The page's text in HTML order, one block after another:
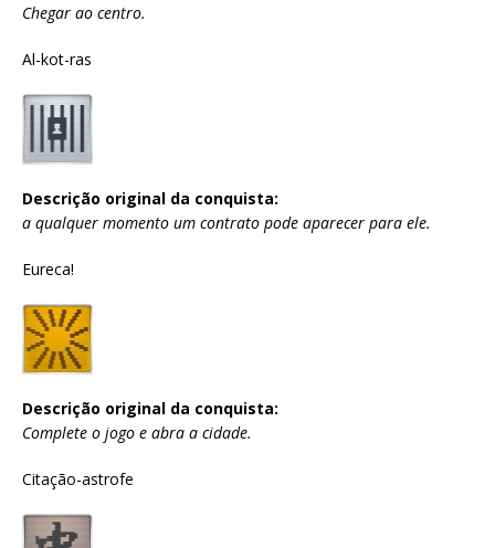
Chegar ao centro.
Al-kot-ras
Descrição original da conquista:
a qualquer momento um contrato pode aparecer para ele.
Eureca!
Descrição original da conquista:
Complete o jogo e abra a cidade.
Citação-astrofe